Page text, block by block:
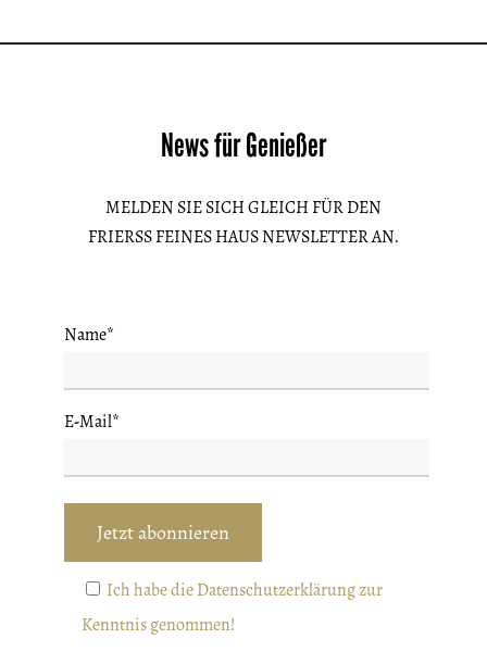
News für Genießer
MELDEN SIE SICH GLEICH FÜR DEN
FRIERSS FEINES HAUS NEWSLETTER AN.
Name*
E-Mail*
Ich habe die Datenschutzerklärung zur
Kenntnis genommen!